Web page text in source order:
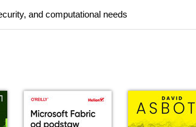
and computational needs